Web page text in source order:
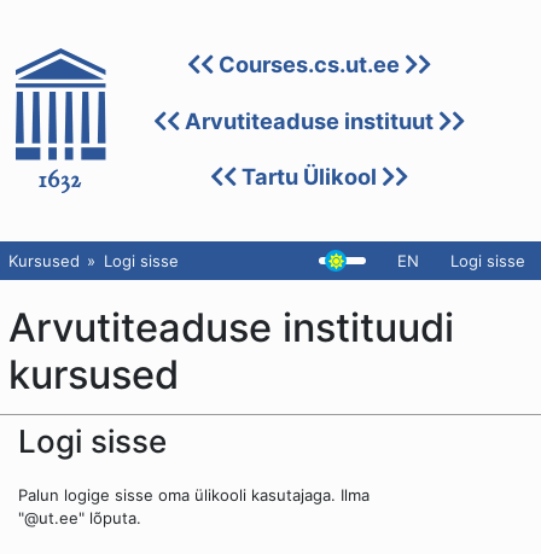
Courses.cs.ut.ee
Arvutiteaduse instituut
Tartu Ülikool
Kursused Logi sisse EN Logi sisse
Arvutiteaduse instituudi
kursused
Logi sisse
Palun logige sisse oma ülikooli kasutajaga. Ilma
"@ut.ee" lõputa.